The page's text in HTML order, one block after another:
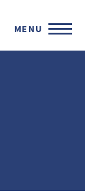
MENU